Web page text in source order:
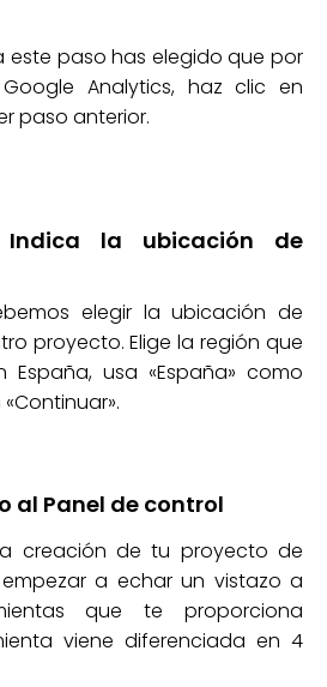
este paso has elegido que por
Analytics, haz clic en
paso anterior.
Indica la ubicación de
elegir la ubicación de
proyecto. Elige la región que
usa «España» como
al Panel de control
creación de tu proyecto de
a echar un vistazo a
que te proporciona
viene diferenciada en 4